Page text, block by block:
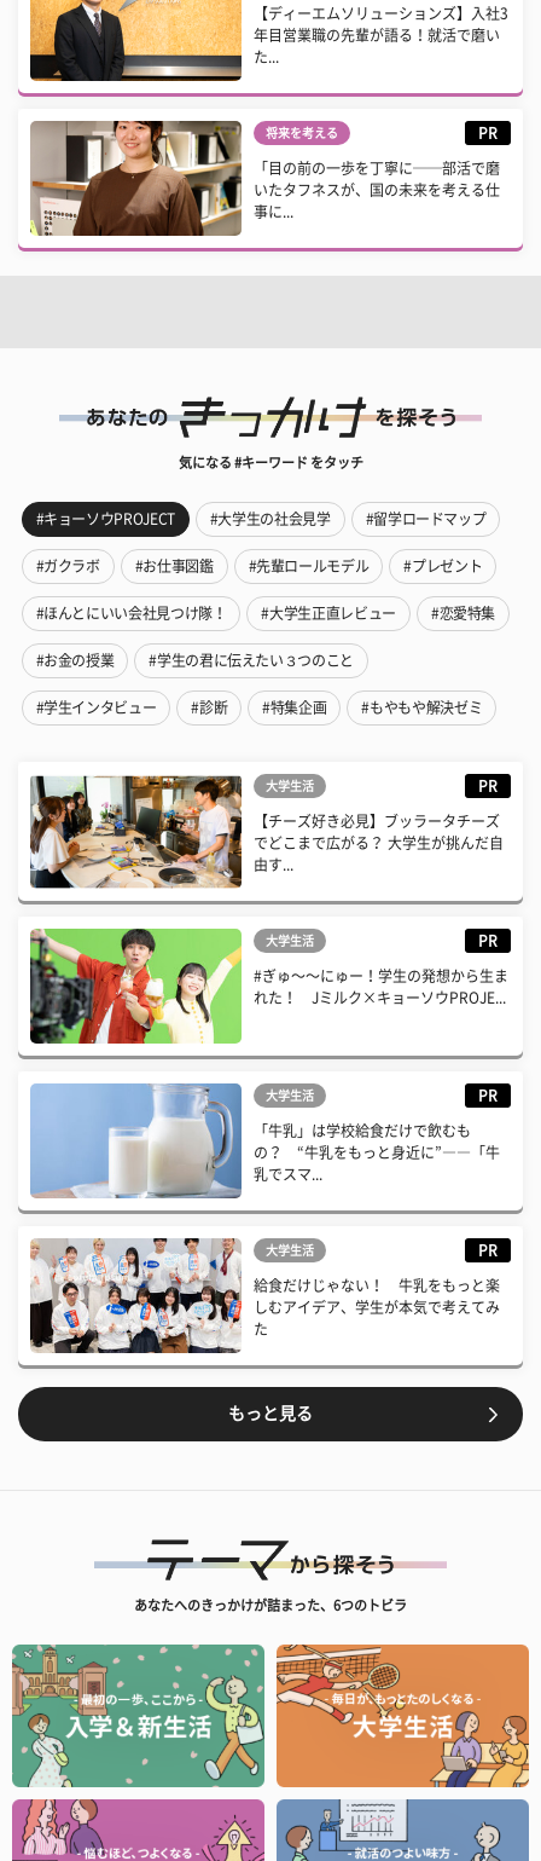
【ディーエムソリューションズ】入社3
年目営業職の先輩が語る！就活で磨い
た...
将来を考える PR
「目の前の一歩を丁寧に──部活で磨
いたタフネスが、国の未来を考える仕
事に...
気になる #キーワード をタッチ
#キョーソウPROJECT #大学生の社会見学 #留学ロードマップ
#ガクラボ #お仕事図鑑 #先輩ロールモデル #プレゼント
#ほんとにいい会社見つけ隊！ #大学生正直レビュー #恋愛特集
#お金の授業 #学生の君に伝えたい３つのこと
#学生インタビュー #診断 #特集企画 #もやもや解決ゼミ
大学生活 PR
【チーズ好き必見】ブッラータチーズ
でどこまで広がる？ 大学生が挑んだ自
由す...
大学生活 PR
#ぎゅ〜〜にゅー！学生の発想から生ま
れた！ Jミルク×キョーソウPROJE...
大学生活 PR
「牛乳」は学校給食だけで飲むも
の？ “牛乳をもっと身近に”――「牛
乳でスマ...
大学生活 PR
給食だけじゃない！ 牛乳をもっと楽
しむアイデア、学生が本気で考えてみ
た
もっと見る
あなたへのきっかけが詰まった、6つのトビラ